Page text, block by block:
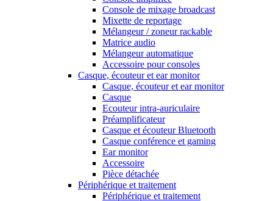
Console de mixage broadcast
Mixette de reportage
Mélangeur / zoneur rackable
Matrice audio
Mélangeur automatique
Accessoire pour consoles
Casque, écouteur et ear monitor
Casque, écouteur et ear monitor
Casque
Ecouteur intra-auriculaire
Préamplificateur
Casque et écouteur Bluetooth
Casque conférence et gaming
Ear monitor
Accessoire
Pièce détachée
Périphérique et traitement
Périphérique et traitement